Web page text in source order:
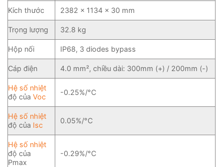
Kích thước 2382 × 1134 × 30 mm
Trọng lượng 32.8 kg
Hộp nối IP68, 3 diodes bypass
Cáp điện 4.0 mm², chiều dài: 300mm (+) / 200mm (-)
Hệ số nhiệt
độ của Voc
-0.25%/°C
Hệ số nhiệt
độ của Isc
0.05%/°C
Hệ số nhiệt
độ của
Pmax
-0.29%/°C